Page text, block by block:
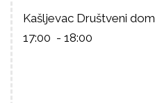
Kašljevac Društveni dom
17:00 - 18:00